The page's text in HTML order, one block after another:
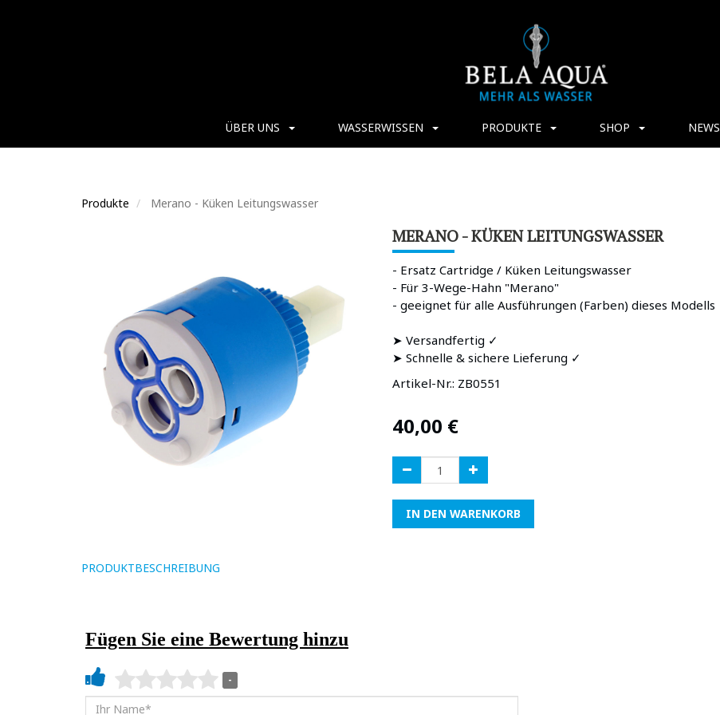
ÜBER UNS WASSERWISSEN PRODUKTE SHOP NEWS
Produkte Merano - Küken Leitungswasser
MERANO - KÜKEN LEITUNGSWASSER
- Ersatz Cartridge / Küken Leitungswasser
- Für 3-Wege-Hahn "Merano"
- geeignet für alle Ausführungen (Farben) dieses Modells
➤ Versandfertig ✓
➤ Schnelle & sichere Lieferung ✓
Artikel-Nr.: ZB0551
40,00 €
IN DEN WARENKORB
PRODUKTBESCHREIBUNG
Fügen Sie eine Bewertung hinzu
-